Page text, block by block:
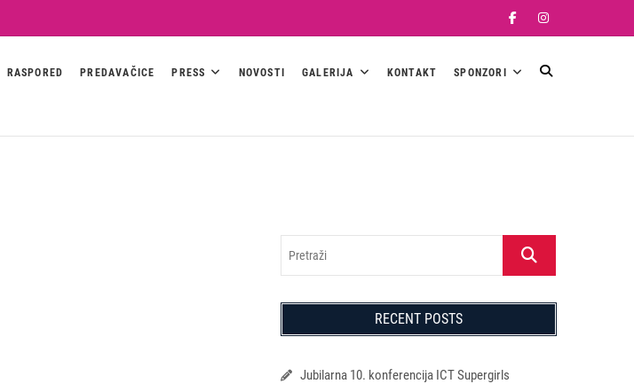
FacebookInstagram
RASPORED PREDAVAČICE PRESS NOVOSTI GALERIJA KONTAKT SPONZORI
Pretraži
RECENT POSTS
Jubilarna 10. konferencija ICT Supergirls